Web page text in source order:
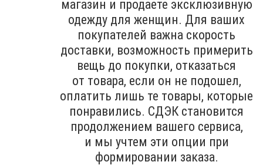
магазин и продаете эксклюзивную
одежду для женщин. Для ваших
покупателей важна скорость
доставки, возможность примерить
вещь до покупки, отказаться
от товара, если он не подошел,
оплатить лишь те товары, которые
понравились. СДЭК становится
продолжением вашего сервиса,
и мы учтем эти опции при
формировании заказа.